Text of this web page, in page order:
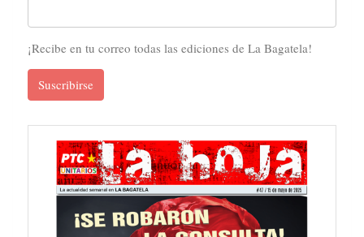
¡Recibe en tu correo todas las ediciones de La Bagatela!
Suscribirse